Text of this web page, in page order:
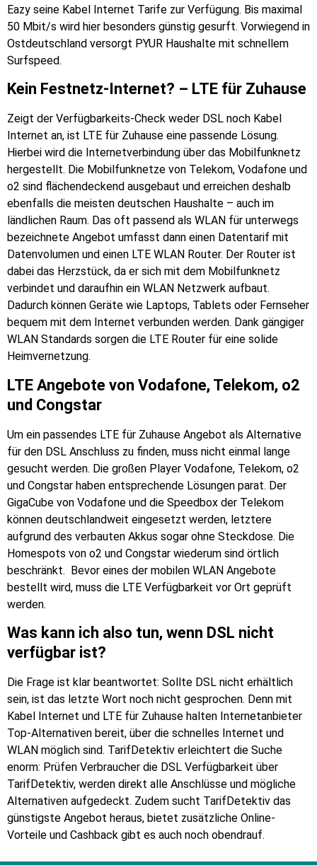
Eazy seine Kabel Internet Tarife zur Verfügung. Bis maximal
50 Mbit/s wird hier besonders günstig gesurft. Vorwiegend in
Ostdeutschland versorgt PYUR Haushalte mit schnellem
Surfspeed.
Kein Festnetz-Internet? – LTE für Zuhause
Zeigt der Verfügbarkeits-Check weder DSL noch Kabel
Internet an, ist LTE für Zuhause eine passende Lösung.
Hierbei wird die Internetverbindung über das Mobilfunknetz
hergestellt. Die Mobilfunknetze von Telekom, Vodafone und
o2 sind flächendeckend ausgebaut und erreichen deshalb
ebenfalls die meisten deutschen Haushalte – auch im
ländlichen Raum. Das oft passend als WLAN für unterwegs
bezeichnete Angebot umfasst dann einen Datentarif mit
Datenvolumen und einen LTE WLAN Router. Der Router ist
dabei das Herzstück, da er sich mit dem Mobilfunknetz
verbindet und daraufhin ein WLAN Netzwerk aufbaut.
Dadurch können Geräte wie Laptops, Tablets oder Fernseher
bequem mit dem Internet verbunden werden. Dank gängiger
WLAN Standards sorgen die LTE Router für eine solide
Heimvernetzung.
LTE Angebote von Vodafone, Telekom, o2
und Congstar
Um ein passendes LTE für Zuhause Angebot als Alternative
für den DSL Anschluss zu finden, muss nicht einmal lange
gesucht werden. Die großen Player Vodafone, Telekom, o2
und Congstar haben entsprechende Lösungen parat. Der
GigaCube von Vodafone und die Speedbox der Telekom
können deutschlandweit eingesetzt werden, letztere
aufgrund des verbauten Akkus sogar ohne Steckdose. Die
Homespots von o2 und Congstar wiederum sind örtlich
beschränkt. Bevor eines der mobilen WLAN Angebote
bestellt wird, muss die LTE Verfügbarkeit vor Ort geprüft
werden.
Was kann ich also tun, wenn DSL nicht
verfügbar ist?
Die Frage ist klar beantwortet: Sollte DSL nicht erhältlich
sein, ist das letzte Wort noch nicht gesprochen. Denn mit
Kabel Internet und LTE für Zuhause halten Internetanbieter
Top-Alternativen bereit, über die schnelles Internet und
WLAN möglich sind. TarifDetektiv erleichtert die Suche
enorm: Prüfen Verbraucher die DSL Verfügbarkeit über
TarifDetektiv, werden direkt alle Anschlüsse und mögliche
Alternativen aufgedeckt. Zudem sucht TarifDetektiv das
günstigste Angebot heraus, bietet zusätzliche Online-
Vorteile und Cashback gibt es auch noch obendrauf.